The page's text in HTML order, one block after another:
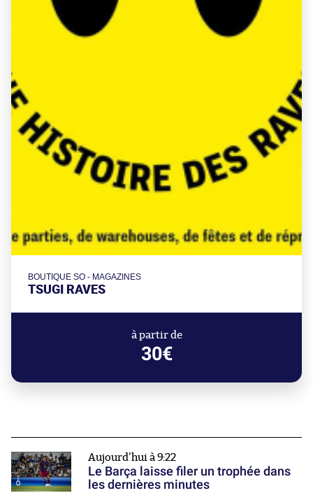
BOUTIQUE SO - MAGAZINES
TSUGI RAVES
à partir de
30€
Aujourd'hui à 9:22
Le Barça laisse filer un trophée dans
les dernières minutes